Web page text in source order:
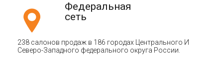
Федеральная
сеть
238 салонов продаж в 186 городах Центрального И
Северо-Западного федерального округа России.